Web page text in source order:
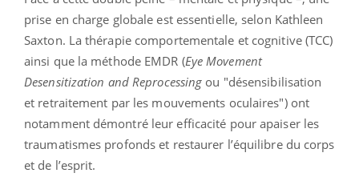
prise en charge globale est essentielle, selon Kathleen
Saxton. La thérapie comportementale et cognitive (TCC)
ainsi que la méthode EMDR (Eye Movement
Desensitization and Reprocessing ou "désensibilisation
et retraitement par les mouvements oculaires") ont
notamment démontré leur efficacité pour apaiser les
traumatismes profonds et restaurer l’équilibre du corps
et de l’esprit.